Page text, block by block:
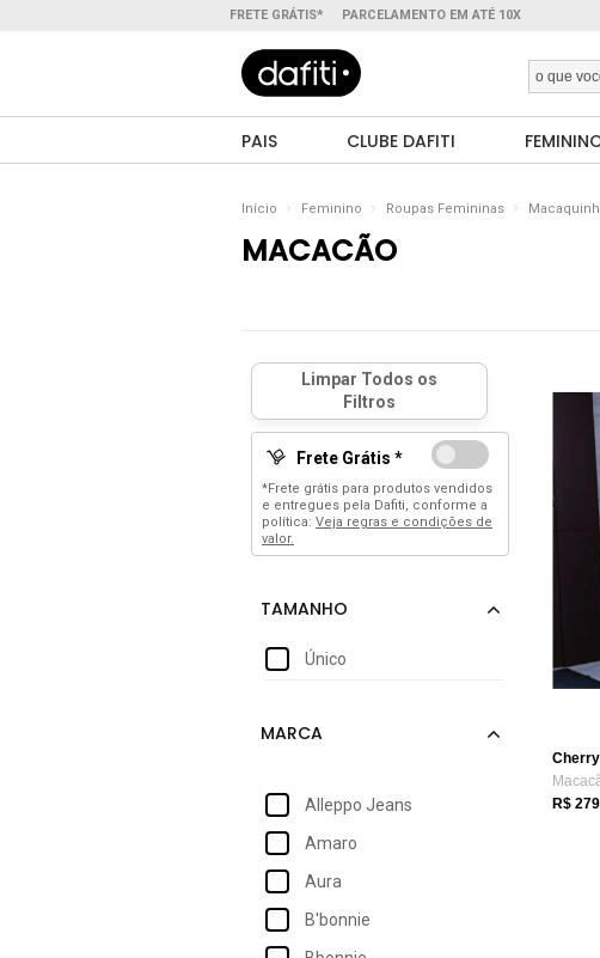
FRETE GRÁTIS* PARCELAMENTO EM ATÉ 10X
PAIS CLUBE DAFITI
Início Feminino Roupas Femininas
MACACÃO
Frete Grátis *
*Frete grátis para produtos vendidos
e entregues pela Dafiti, conforme a
política: Veja regras e condições de
valor.
Único
Alleppo Jeans
Amaro
Aura
B'bonnie
R$